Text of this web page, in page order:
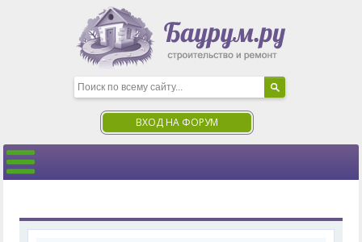
ВХОД НА ФОРУМ